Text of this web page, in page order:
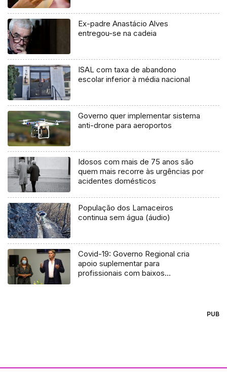
Ex-padre Anastácio Alves
entregou-se na cadeia
ISAL com taxa de abandono
escolar inferior à média nacional
Governo quer implementar sistema
anti-drone para aeroportos
Idosos com mais de 75 anos são
quem mais recorre às urgências por
acidentes domésticos
População dos Lamaceiros
continua sem água (áudio)
Covid-19: Governo Regional cria
apoio suplementar para
profissionais com baixos
PUB